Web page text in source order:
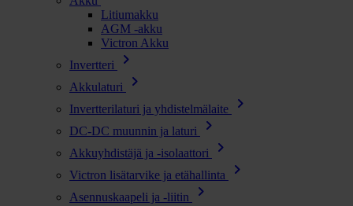
Litiumakku
AGM -akku
Victron Akku
Invertteri
chevron_right
Akkulaturi chevron_right
Invertterilaturi ja yhdistelmälaite chevron_right
DC-DC muunnin ja laturi chevron_right
Akkuyhdistäjä ja -isolaattori chevron_right
Victron lisätarvike ja etähallinta chevron_right
Asennuskaapeli ja -liitin chevron_right